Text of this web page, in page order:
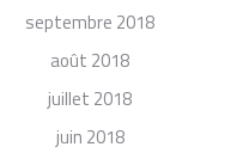
septembre 2018
août 2018
juillet 2018
juin 2018